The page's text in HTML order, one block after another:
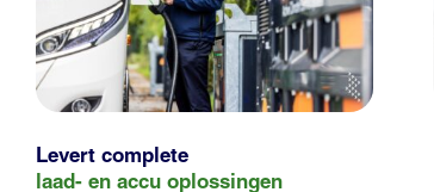
Levert complete
laad- en accu oplossingen